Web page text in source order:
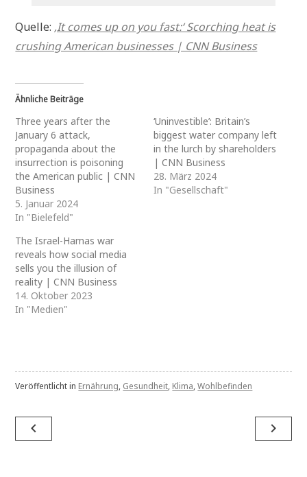
Quelle: ‚It comes up on you fast:‘ Scorching heat is
crushing American businesses | CNN Business
Ähnliche Beiträge
Three years after the
January 6 attack,
propaganda about the
insurrection is poisoning
the American public | CNN
Business
5. Januar 2024
In "Bielefeld"
‘Uninvestible’: Britain’s
biggest water company left
in the lurch by shareholders
| CNN Business
28. März 2024
In "Gesellschaft"
The Israel-Hamas war
reveals how social media
sells you the illusion of
reality | CNN Business
14. Oktober 2023
In "Medien"
Veröffentlicht in Ernährung, Gesundheit, Klima,Wohlbefinden
Beitragsnavigation
navigate_before navigate_next